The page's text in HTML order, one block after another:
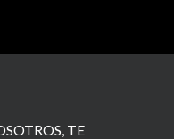
TE